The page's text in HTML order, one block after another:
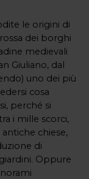
le origini di
dei borghi
medievali
Giuliano, dal
uno dei più
cosa
perché si
i mille scorci,
antiche chiese,
di
Oppure